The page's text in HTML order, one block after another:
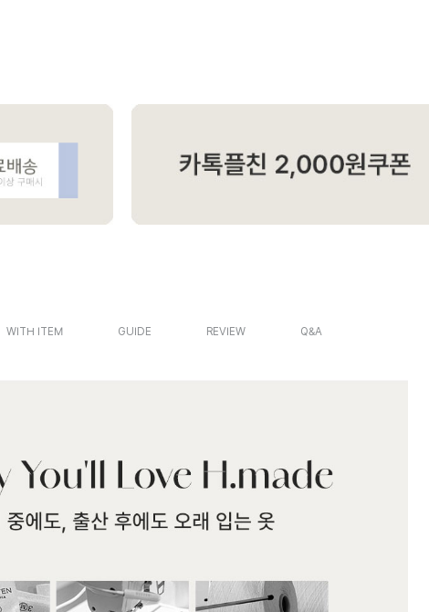
WITH ITEM GUIDE REVIEW Q&A